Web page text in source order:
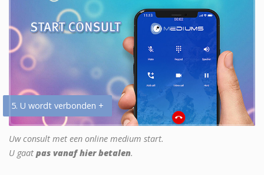
5. U wordt verbonden +
Uw consult met een online medium start.
U gaat pas vanaf hier betalen.